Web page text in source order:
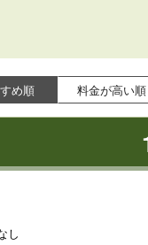
め順 料金が高い順
し